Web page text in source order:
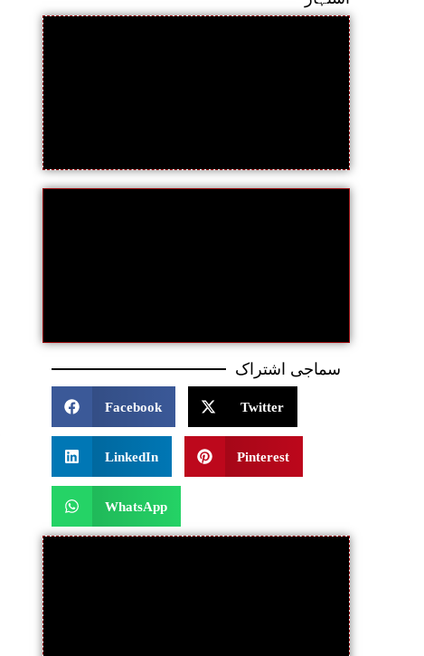
سماجی اشتراک
Facebook Twitter
LinkedIn Pinterest
WhatsApp